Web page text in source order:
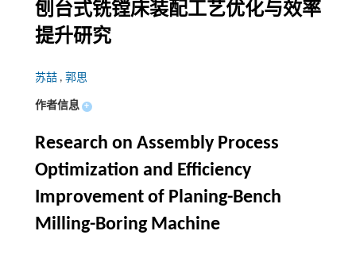
刨台式铣镗床装配工艺优化与效率
提升研究
苏喆 , 郭思
作者信息 +
Research on Assembly Process
Optimization and Efficiency
Improvement of Planing-Bench
Milling-Boring Machine